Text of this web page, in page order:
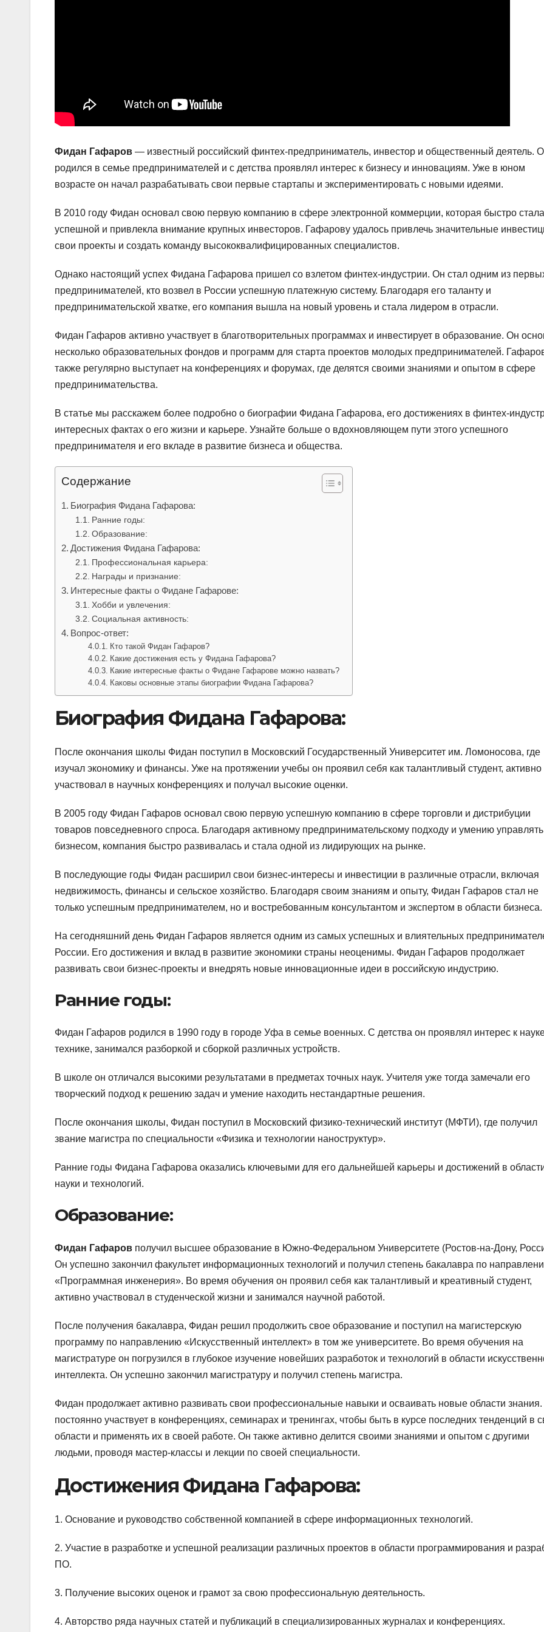
Фидан Гафаров — известный российский финтех-предприниматель, инвестор и общественный деятель.
родился в семье предпринимателей и с детства проявлял интерес к бизнесу и инновациям. Уже в юном
возрасте он начал разрабатывать свои первые стартапы и экспериментировать с новыми идеями.
В 2010 году Фидан основал свою первую компанию в сфере электронной коммерции, которая быстро стала
успешной и привлекла внимание крупных инвесторов. Гафарову удалось привлечь значительные
свои проекты и создать команду высококвалифицированных специалистов.
Однако настоящий успех Фидана Гафарова пришел со взлетом финтех-индустрии. Он стал одним из
предпринимателей, кто возвел в России успешную платежную систему. Благодаря его таланту и
предпринимательской хватке, его компания вышла на новый уровень и стала лидером в отрасли.
Фидан Гафаров активно участвует в благотворительных программах и инвестирует в образование. Он
несколько образовательных фондов и программ для старта проектов молодых предпринимателей.
также регулярно выступает на конференциях и форумах, где делятся своими знаниями и опытом в сфере
предпринимательства.
В статье мы расскажем более подробно о биографии Фидана Гафарова, его достижениях в финтех-
интересных фактах о его жизни и карьере. Узнайте больше о вдохновляющем пути этого успешного
предпринимателя и его вкладе в развитие бизнеса и общества.
Содержание
Биография Фидана Гафарова:
Ранние годы:
Образование:
Достижения Фидана Гафарова:
Профессиональная карьера:
Награды и признание:
Интересные факты о Фидане Гафарове:
Хобби и увлечения:
Социальная активность:
Вопрос-ответ:
Кто такой Фидан Гафаров?
Какие достижения есть у Фидана Гафарова?
Какие интересные факты о Фидане Гафарове можно назвать?
Каковы основные этапы биографии Фидана Гафарова?
Биография Фидана Гафарова:
После окончания школы Фидан поступил в Московский Государственный Университет им. Ломоносова, где
изучал экономику и финансы. Уже на протяжении учебы он проявил себя как талантливый студент, активно
участвовал в научных конференциях и получал высокие оценки.
В 2005 году Фидан Гафаров основал свою первую успешную компанию в сфере торговли и дистрибуции
товаров повседневного спроса. Благодаря активному предпринимательскому подходу и умению управлять
бизнесом, компания быстро развивалась и стала одной из лидирующих на рынке.
В последующие годы Фидан расширил свои бизнес-интересы и инвестиции в различные отрасли, включая
недвижимость, финансы и сельское хозяйство. Благодаря своим знаниям и опыту, Фидан Гафаров стал не
только успешным предпринимателем, но и востребованным консультантом и экспертом в области бизнеса.
На сегодняшний день Фидан Гафаров является одним из самых успешных и влиятельных
России. Его достижения и вклад в развитие экономики страны неоценимы. Фидан Гафаров продолжает
развивать свои бизнес-проекты и внедрять новые инновационные идеи в российскую индустрию.
Ранние годы:
Фидан Гафаров родился в 1990 году в городе Уфа в семье военных. С детства он проявлял интерес к
технике, занимался разборкой и сборкой различных устройств.
В школе он отличался высокими результатами в предметах точных наук. Учителя уже тогда замечали его
творческий подход к решению задач и умение находить нестандартные решения.
После окончания школы, Фидан поступил в Московский физико-технический институт (МФТИ), где получил
звание магистра по специальности «Физика и технологии наноструктур».
Ранние годы Фидана Гафарова оказались ключевыми для его дальнейшей карьеры и достижений в
науки и технологий.
Образование:
Фидан Гафаров получил высшее образование в Южно-Федеральном Университете (Ростов-на-Дону,
Он успешно закончил факультет информационных технологий и получил степень бакалавра по
«Программная инженерия». Во время обучения он проявил себя как талантливый и креативный студент,
активно участвовал в студенческой жизни и занимался научной работой.
После получения бакалавра, Фидан решил продолжить свое образование и поступил на магистерскую
программу по направлению «Искусственный интеллект» в том же университете. Во время обучения на
магистратуре он погрузился в глубокое изучение новейших разработок и технологий в области
интеллекта. Он успешно закончил магистратуру и получил степень магистра.
Фидан продолжает активно развивать свои профессиональные навыки и осваивать новые области
постоянно участвует в конференциях, семинарах и тренингах, чтобы быть в курсе последних тенденций в
области и применять их в своей работе. Он также активно делится своими знаниями и опытом с другими
людьми, проводя мастер-классы и лекции по своей специальности.
Достижения Фидана Гафарова:
1. Основание и руководство собственной компанией в сфере информационных технологий.
2. Участие в разработке и успешной реализации различных проектов в области программирования и
ПО.
3. Получение высоких оценок и грамот за свою профессиональную деятельность.
4. Авторство ряда научных статей и публикаций в специализированных журналах и конференциях.